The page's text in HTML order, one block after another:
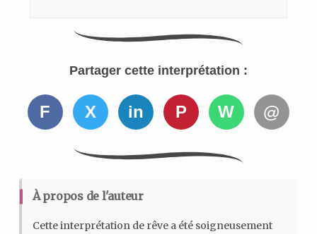
Partager cette interprétation :
F X in P W @
À propos de l'auteur
Cette interprétation de rêve a été soigneusement